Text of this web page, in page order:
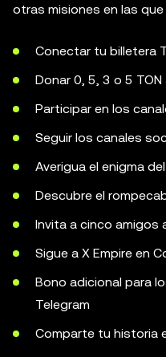
otras misiones en las
Conectar tu billetera
Donar 0, 5, 3 o 5
Participar en los
Seguir los canales
Averigua el enigma
Descubre el
Invita a cinco amigos
Sigue a X Empire en
Bono adicional para
Telegram
Comparte tu historia